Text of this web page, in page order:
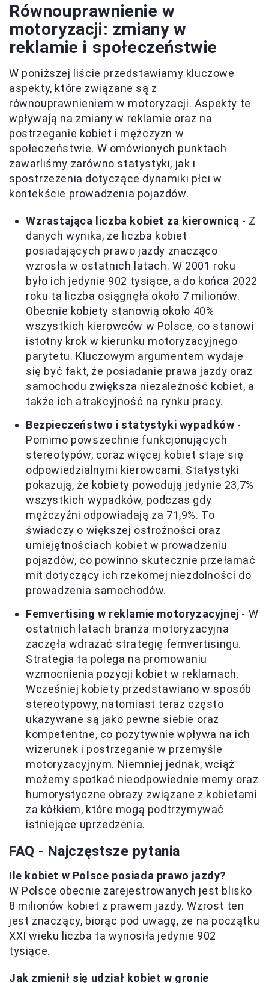
Równouprawnienie w
motoryzacji: zmiany w
reklamie i społeczeństwie
W poniższej liście przedstawiamy kluczowe
aspekty, które związane są z
równouprawnieniem w motoryzacji. Aspekty te
wpływają na zmiany w reklamie oraz na
postrzeganie kobiet i mężczyzn w
społeczeństwie. W omówionych punktach
zawarliśmy zarówno statystyki, jak i
spostrzeżenia dotyczące dynamiki płci w
kontekście prowadzenia pojazdów.
Wzrastająca liczba kobiet za kierownicą - Z
danych wynika, że liczba kobiet
posiadających prawo jazdy znacząco
wzrosła w ostatnich latach. W 2001 roku
było ich jedynie 902 tysiące, a do końca 2022
roku ta liczba osiągnęła około 7 milionów.
Obecnie kobiety stanowią około 40%
wszystkich kierowców w Polsce, co stanowi
istotny krok w kierunku motoryzacyjnego
parytetu. Kluczowym argumentem wydaje
się być fakt, że posiadanie prawa jazdy oraz
samochodu zwiększa niezależność kobiet, a
także ich atrakcyjność na rynku pracy.
Bezpieczeństwo i statystyki wypadków -
Pomimo powszechnie funkcjonujących
stereotypów, coraz więcej kobiet staje się
odpowiedzialnymi kierowcami. Statystyki
pokazują, że kobiety powodują jedynie 23,7%
wszystkich wypadków, podczas gdy
mężczyźni odpowiadają za 71,9%. To
świadczy o większej ostrożności oraz
umiejętnościach kobiet w prowadzeniu
pojazdów, co powinno skutecznie przełamać
mit dotyczący ich rzekomej niezdolności do
prowadzenia samochodów.
Femvertising w reklamie motoryzacyjnej - W
ostatnich latach branża motoryzacyjna
zaczęła wdrażać strategię femvertisingu.
Strategia ta polega na promowaniu
wzmocnienia pozycji kobiet w reklamach.
Wcześniej kobiety przedstawiano w sposób
stereotypowy, natomiast teraz często
ukazywane są jako pewne siebie oraz
kompetentne, co pozytywnie wpływa na ich
wizerunek i postrzeganie w przemyśle
motoryzacyjnym. Niemniej jednak, wciąż
możemy spotkać nieodpowiednie memy oraz
humorystyczne obrazy związane z kobietami
za kółkiem, które mogą podtrzymywać
istniejące uprzedzenia.
FAQ - Najczęstsze pytania
Ile kobiet w Polsce posiada prawo jazdy?
W Polsce obecnie zarejestrowanych jest blisko
8 milionów kobiet z prawem jazdy. Wzrost ten
jest znaczący, biorąc pod uwagę, że na początku
XXI wieku liczba ta wynosiła jedynie 902
tysiące.
Jak zmienił się udział kobiet w gronie